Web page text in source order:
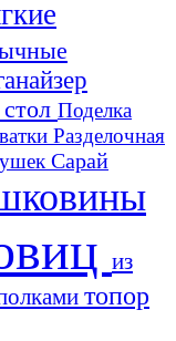
Поделка
Разделочная
Сарай
из
топор